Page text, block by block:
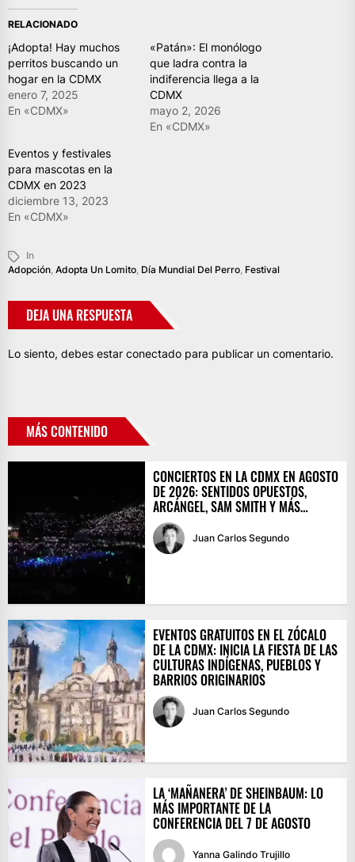
RELACIONADO
¡Adopta! Hay muchos
perritos buscando un
hogar en la CDMX
enero 7, 2025
En «CDMX»
«Patán»: El monólogo
que ladra contra la
indiferencia llega a la
CDMX
mayo 2, 2026
En «CDMX»
Eventos y festivales
para mascotas en la
CDMX en 2023
diciembre 13, 2023
En «CDMX»
In
Adopción, Adopta Un Lomito, Día Mundial Del Perro, Festival
DEJA UNA RESPUESTA
Lo siento, debes estar conectado para publicar un comentario.
MÁS CONTENIDO
CONCIERTOS EN LA CDMX EN AGOSTO
DE 2026: SENTIDOS OPUESTOS,
ARCÁNGEL, SAM SMITH Y MÁS…
Juan Carlos Segundo
EVENTOS GRATUITOS EN EL ZÓCALO
DE LA CDMX: INICIA LA FIESTA DE LAS
CULTURAS INDÍGENAS, PUEBLOS Y
BARRIOS ORIGINARIOS
Juan Carlos Segundo
LA ‘MAÑANERA’ DE SHEINBAUM: LO
MÁS IMPORTANTE DE LA
CONFERENCIA DEL 7 DE AGOSTO
Yanna Galindo Trujillo